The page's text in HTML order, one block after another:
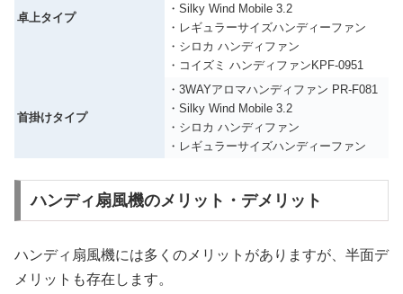
卓上タイプ
・Silky Wind Mobile 3.2
・レギュラーサイズハンディーファン
・シロカ ハンディファン
・コイズミ ハンディファンKPF-0951
首掛けタイプ
・3WAYアロマハンディファン PR-F081
・Silky Wind Mobile 3.2
・シロカ ハンディファン
・レギュラーサイズハンディーファン
ハンディ扇風機のメリット・デメリット
ハンディ扇風機には多くのメリットがありますが、半面デ
メリットも存在します。